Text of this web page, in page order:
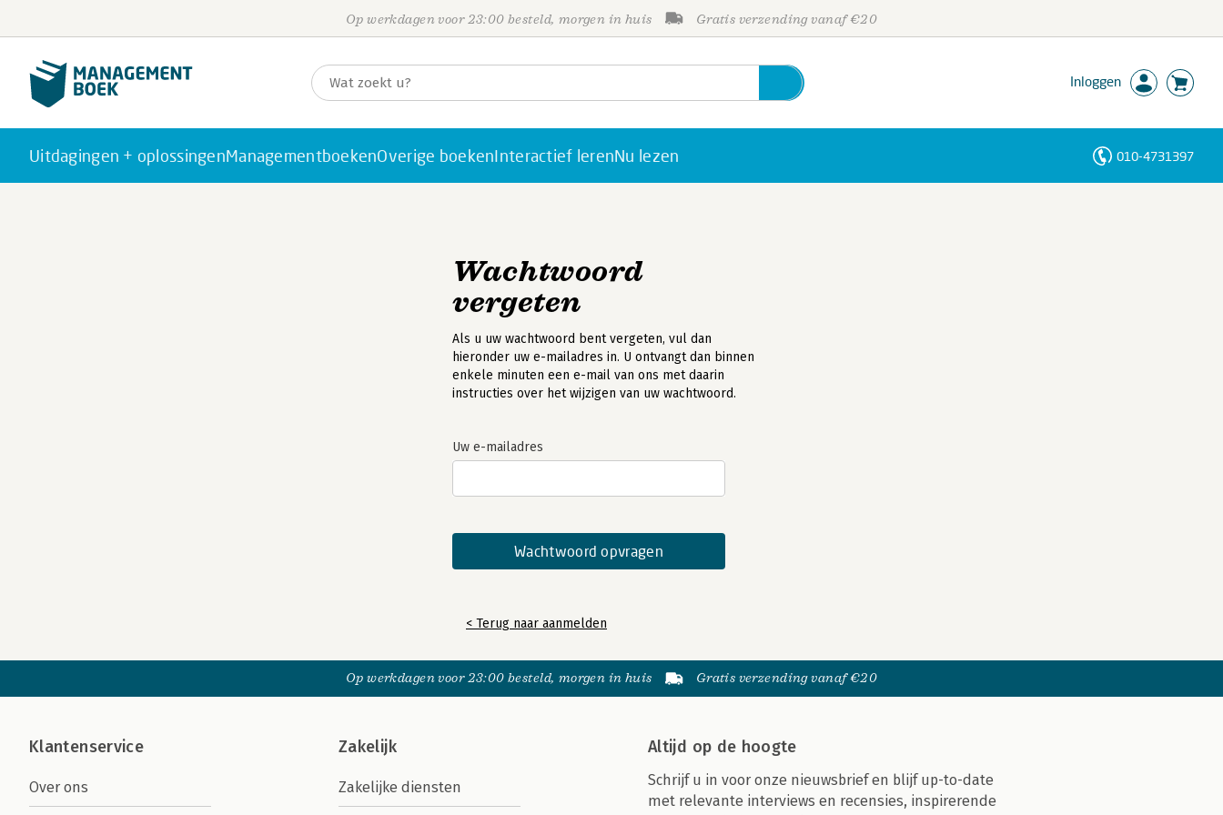
Op werkdagen voor 23:00 besteld, morgen in huis Gratis verzending vanaf €20
Inloggen
Uitdagingen + oplossingenManagementboekenOverige boekenInteractief lerenNu lezen 010-4731397
Wachtwoord
vergeten
Als u uw wachtwoord bent vergeten, vul dan
hieronder uw e-mailadres in. U ontvangt dan binnen
enkele minuten een e-mail van ons met daarin
instructies over het wijzigen van uw wachtwoord.
Uw e-mailadres
< Terug naar aanmelden
Op werkdagen voor 23:00 besteld, morgen in huis Gratis verzending vanaf €20
Klantenservice
Over ons
Zakelijk
Zakelijke diensten
Altijd op de hoogte
Schrijf u in voor onze nieuwsbrief en blijf up-to-date
met relevante interviews en recensies, inspirerende
Personen